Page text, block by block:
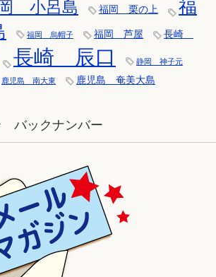
小呂島 福岡 栗の上
福
福岡 烏帽子 福岡 芦屋 長崎
長崎 辰口 静岡 神子元
鹿児島 南大東 鹿児島 奄美大島
バックナンバー